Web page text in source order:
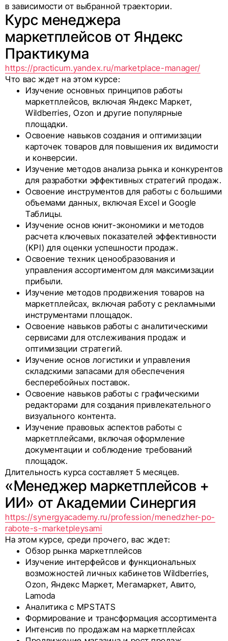
в зависимости от выбранной траектории.
Курс менеджера
маркетплейсов от Яндекс
Практикума
https://practicum.yandex.ru/marketplace-manager/
Что вас ждет на этом курсе:
Изучение основных принципов работы
маркетплейсов, включая Яндекс Маркет,
Wildberries, Ozon и другие популярные
площадки.
Освоение навыков создания и оптимизации
карточек товаров для повышения их видимости
и конверсии.
Изучение методов анализа рынка и конкурентов
для разработки эффективных стратегий продаж.
Освоение инструментов для работы с большими
объемами данных, включая Excel и Google
Таблицы.
Изучение основ юнит-экономики и методов
расчета ключевых показателей эффективности
(KPI) для оценки успешности продаж.
Освоение техник ценообразования и
управления ассортиментом для максимизации
прибыли.
Изучение методов продвижения товаров на
маркетплейсах, включая работу с рекламными
инструментами площадок.
Освоение навыков работы с аналитическими
сервисами для отслеживания продаж и
оптимизации стратегий.
Изучение основ логистики и управления
складскими запасами для обеспечения
бесперебойных поставок.
Освоение навыков работы с графическими
редакторами для создания привлекательного
визуального контента.
Изучение правовых аспектов работы с
маркетплейсами, включая оформление
документации и соблюдение требований
площадок.
Длительность курса составляет 5 месяцев.
«Менеджер маркетплейсов +
ИИ» от Академии Синергия
https://synergyacademy.ru/profession/menedzher-po-
rabote-s-marketpleysami
На этом курсе, среди прочего, вас ждет:
Обзор рынка маркетплейсов
Изучение интерфейсов и функциональных
возможностей личных кабинетов Wildberries,
Ozon, Яндекс Маркет, Мегамаркет, Авито,
Lamoda
Аналитика с MPSTATS
Формирование и трансформация ассортимента
Интенсив по продажам на маркетплейсах